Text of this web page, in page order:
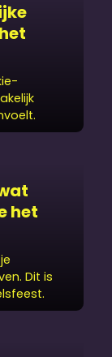
het
Dit is